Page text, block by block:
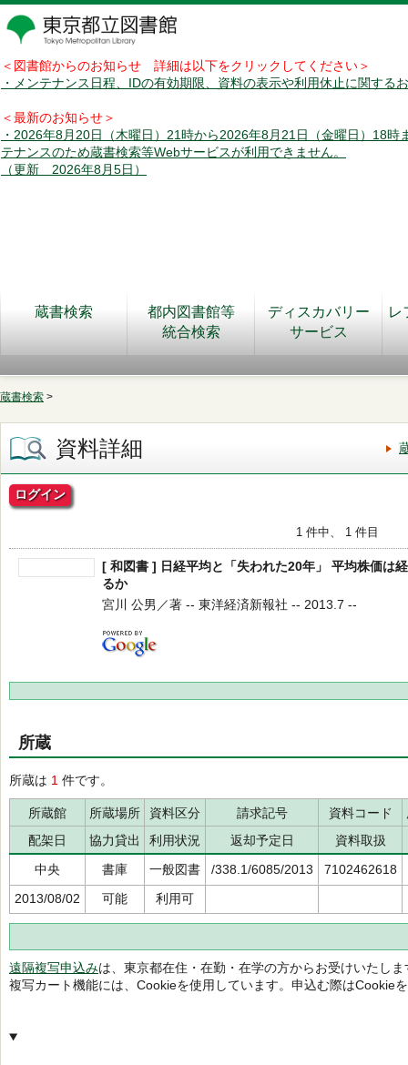
＜図書館からのお知らせ 詳細は以下をクリックしてください＞
・メンテナンス日程、IDの有効期限、資料の表示や利用休止に関する
＜最新のお知らせ＞
・2026年8月20日（木曜日）21時から2026年8月21日（金曜日）18時
テナンスのため蔵書検索等Webサービスが利用できません。
（更新 2026年8月5日）
蔵書検索
都内図書館等
統合検索
ディスカバリー
サービス
レ
蔵書検索 >
資料詳細
ログイン
1 件中、 1 件目
[ 和図書 ] 日経平均と「失われた20年」 平均株価は
るか
宮川 公男／著 -- 東洋経済新報社 -- 2013.7 --
所蔵
所蔵は 1 件です。
所蔵館 所蔵場所 資料区分 請求記号 資料コード
配架日
協力貸出 利用状況 返却予定日
資料取扱
中央
書庫 一般図書 /338.1/6085/2013
7102462618
2013/08/02
可能 利用可
遠隔複写申込みは、東京都在住・在勤・在学の方からお受けいたしま
複写カート機能には、Cookieを使用しています。申込む際はCookie